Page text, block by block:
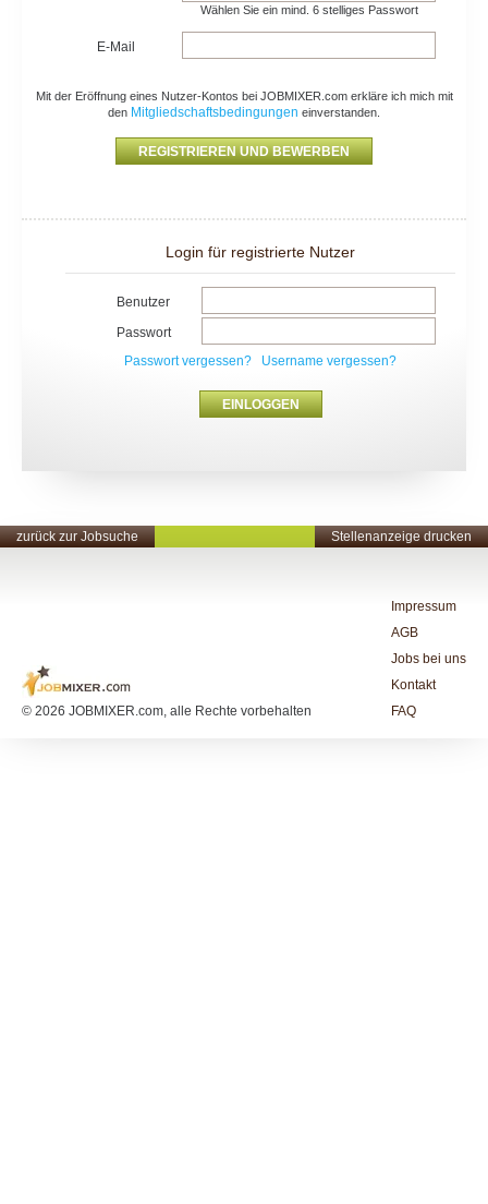
Wählen Sie ein mind. 6 stelliges Passwort
E-Mail
Mit der Eröffnung eines Nutzer-Kontos bei JOBMIXER.com erkläre ich mich mit
den Mitgliedschaftsbedingungen einverstanden.
Login für registrierte Nutzer
Benutzer
Passwort
Passwort vergessen?
Username vergessen?
zurück zur Jobsuche Stellenanzeige drucken
© 2026 JOBMIXER.com, alle Rechte vorbehalten
Impressum
AGB
Jobs bei uns
Kontakt
FAQ